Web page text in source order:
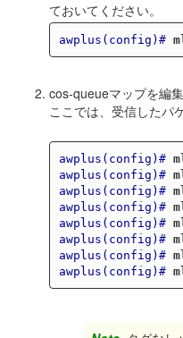
ておいてください。
awplus(config)#
cos-queueマップを編
ここでは、受信したパ
awplus(config)#
awplus(config)#
awplus(config)#
awplus(config)#
awplus(config)#
awplus(config)#
awplus(config)#
awplus(config)#